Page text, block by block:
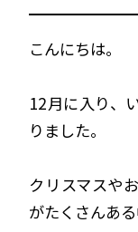
こんにちは。
12月に入り、
りました。
クリスマスや
がたくさんあ